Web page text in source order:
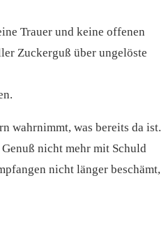
Trauer und keine offenen
Zuckerguß über ungelöste
wahrnimmt, was bereits da ist.
nicht mehr mit Schuld
nicht länger beschämt,